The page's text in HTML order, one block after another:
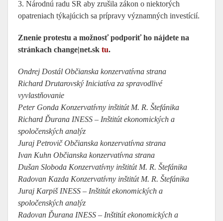
3. Národnú radu SR aby zrušila zákon o niektorých
opatreniach týkajúcich sa prípravy významných investícií.
Znenie protestu a možnosť podporiť ho nájdete na
stránkach change|net.sk tu.
Ondrej Dostál Občianska konzervatívna strana
Richard Drutarovský Iniciatíva za spravodlivé
vyvlastňovanie
Peter Gonda Konzervatívny inštitút M. R. Štefánika
Richard Ďurana INESS – Inštitút ekonomických a
spoločenských analýz
Juraj Petrovič Občianska konzervatívna strana
Ivan Kuhn Občianska konzervatívna strana
Dušan Sloboda Konzervatívny inštitút M. R. Štefánika
Radovan Kazda Konzervatívny inštitút M. R. Štefánika
Juraj Karpiš INESS – Inštitút ekonomických a
spoločenských analýz
Radovan Ďurana INESS – Inštitút ekonomických a